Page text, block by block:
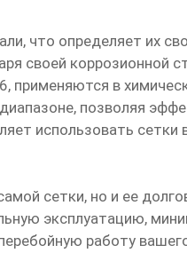
что определяет их
своей коррозионной
в
позволяя
использовать
сетки, но и ее
эксплуатацию,
работу